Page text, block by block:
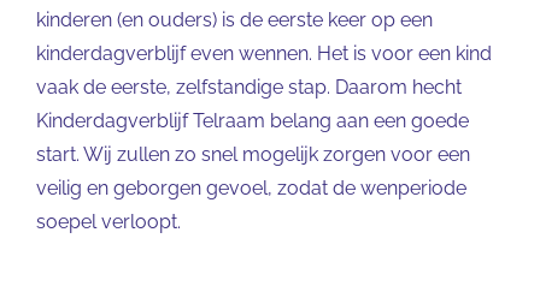
kinderen (en ouders) is de eerste keer op een
kinderdagverblijf even wennen. Het is voor een kind
vaak de eerste, zelfstandige stap. Daarom hecht
Kinderdagverblijf Telraam belang aan een goede
start. Wij zullen zo snel mogelijk zorgen voor een
veilig en geborgen gevoel, zodat de wenperiode
soepel verloopt.